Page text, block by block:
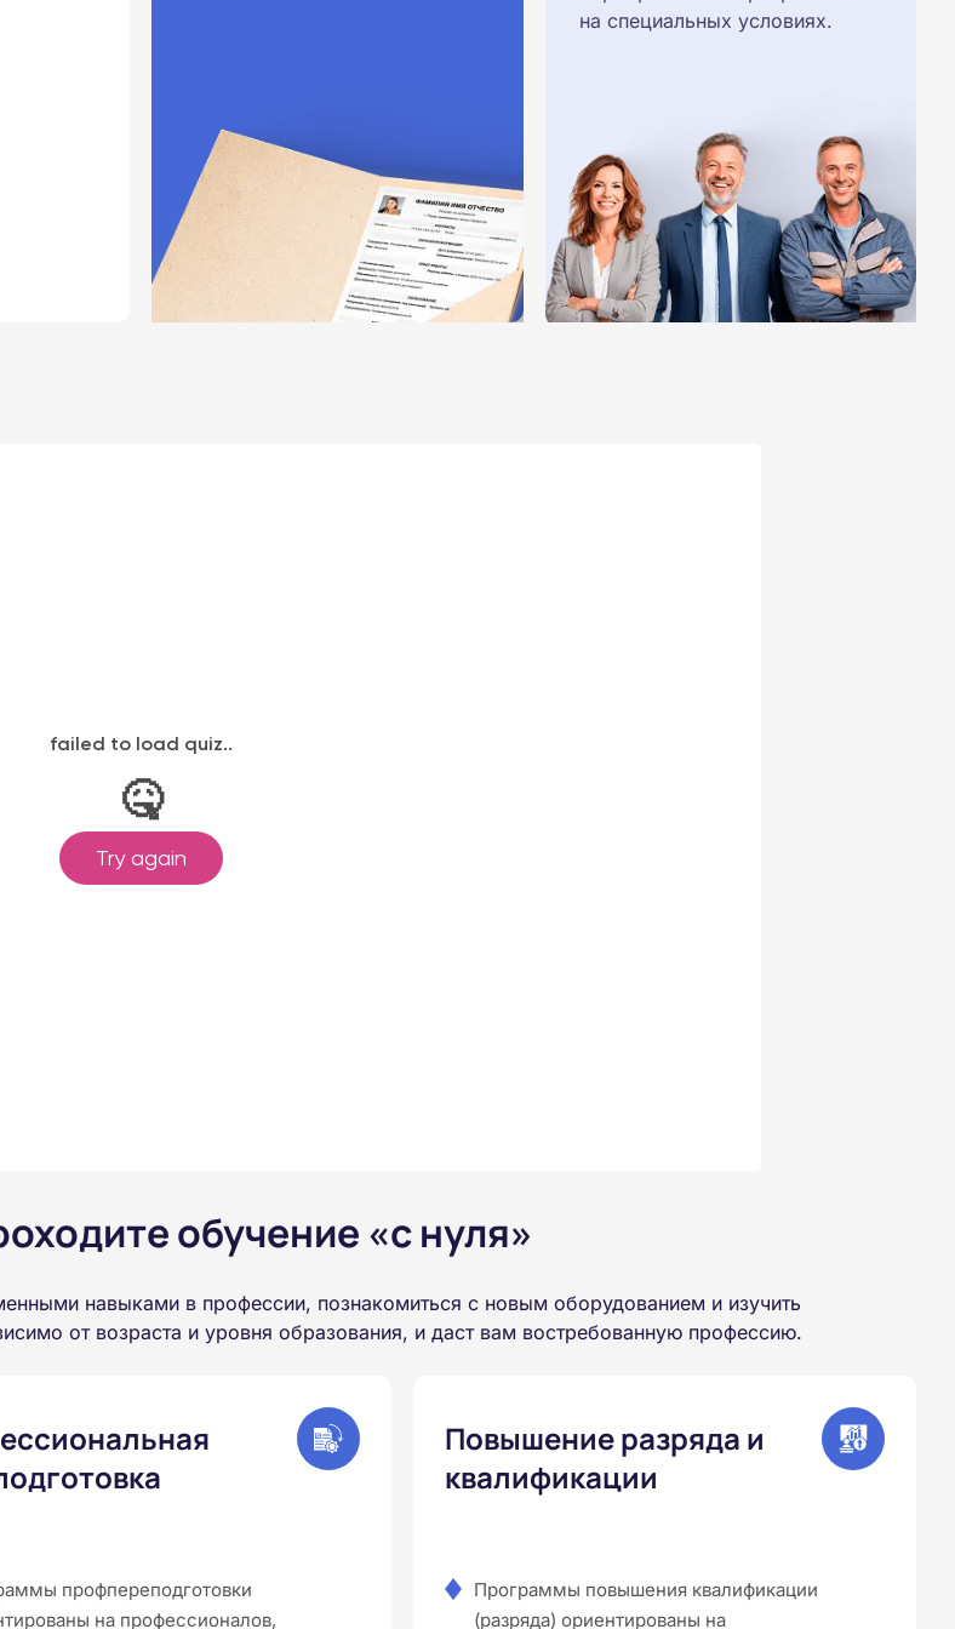
на специальных условиях.
обучение «с нуля»
навыками в профессии, познакомиться с новым оборудованием и изучить
от возраста и уровня образования, и даст вам востребованную профессию.
профпереподготовки
на профессионалов,
Повышение разряда и
квалификации
Программы повышения квалификации
(разряда) ориентированы на